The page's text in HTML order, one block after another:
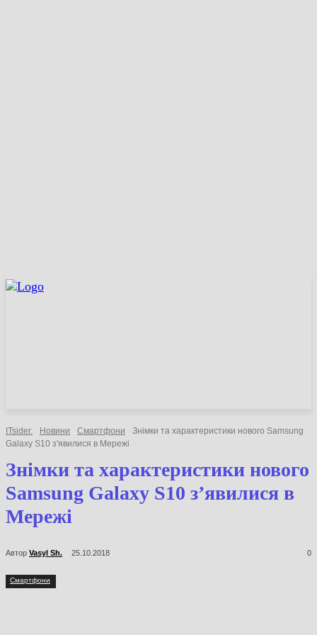
ITsider. Новини Смартфони
Знімки та характеристики нового
Samsung Galaxy S10 з'явилися в Мережі
Знімки та характеристики
нового Samsung Galaxy S10
з’явилися в Мережі
Автор Vasyl Sh. 25.10.2018 0
Смартфони